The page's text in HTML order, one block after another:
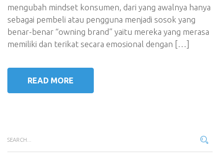
mengubah mindset konsumen, dari yang awalnya hanya
sebagai pembeli atau pengguna menjadi sosok yang
benar-benar “owning brand” yaitu mereka yang merasa
memiliki dan terikat secara emosional dengan […]
READ MORE